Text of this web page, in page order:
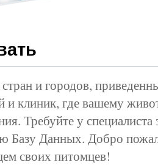
и городов,
и клиник, где вашему
Требуйте у
Данных. Добро
своих питомцев!